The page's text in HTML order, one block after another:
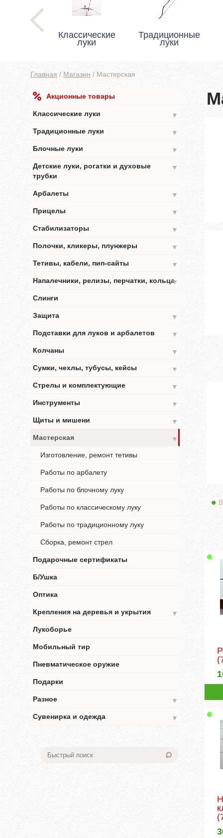
Классические
луки
Традиционные
луки
Главная / Магазин / Мастерская
Акционные товары
Классические луки
▼
Традиционные луки
▼
Блочные луки
▼
Детские луки, рогатки и духовые
трубки
▼
Арбалеты
▼
Прицелы
▼
Стабилизаторы
▼
Полочки, кликеры, плунжеры
▼
Тетивы, кабели, пип-сайты
▼
Напалечники, релизы, перчатки, кольца▼
Слинги
Защита
▼
Подставки для луков и арбалетов
▼
Колчаны
▼
Сумки, чехлы, тубусы, кейсы
▼
Стрелы и комплектующие
▼
Инструменты
▼
Щиты и мишени
▼
Мастерская
▼
Изготовление, ремонт тетивы
Работы по арбалету
Работы по блочному луку
Работы по классическому луку
Работы по традиционному луку
Сборка, ремонт стрел
Подарочные сертификаты
Б/Ушка
Оптика
Крепления на деревья и укрытия
▼
Лукоборье
Мобильный тир
Пневматическое оружие
Подарки
Разное
▼
Сувенирка и одежда
▼